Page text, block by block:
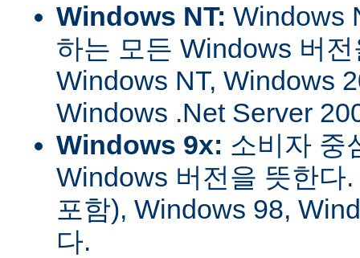
Windows NT: Windows
하는 모든 Windows 버
Windows NT, Windows
Windows .Net Server
Windows 9x: 소비자 중
Windows 버전을 뜻한다
포함), Windows 98,
다.